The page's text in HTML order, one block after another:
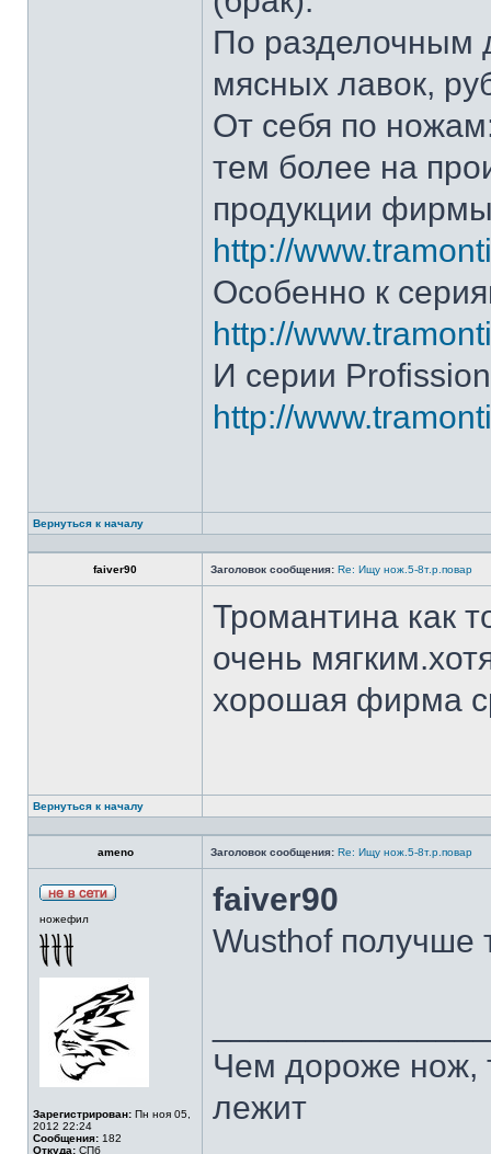
По разделочным
мясных лавок,
От себя по
тем более на
продукции
http://
Особенно к
http://
И серии
http://
Вернуться к началу
faiver90 Заголовок сообщения: Re: Ищу нож.5-8т.р.повар
Тромантина как
очень
хорошая фирма
Вернуться к началу
ameno Заголовок сообщения: Re: Ищу нож.5-8т.р.повар
ножефил
Зарегистрирован: Пн ноя 05,
2012 22:24
Сообщения: 182
Откуда: СПб
faiver90
Wusthof получше
Чем дороже нож,
лежит